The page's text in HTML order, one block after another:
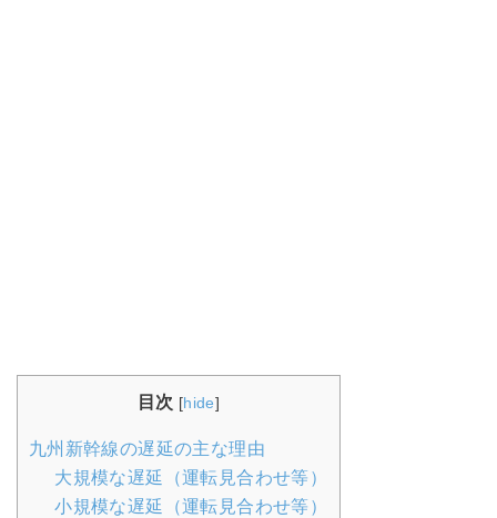
目次 [hide]
九州新幹線の遅延の主な理由
大規模な遅延（運転見合わせ等）
小規模な遅延（運転見合わせ等）